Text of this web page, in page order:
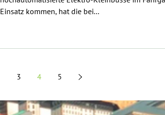
Einsatz kommen, hat die bei...
3 4 5